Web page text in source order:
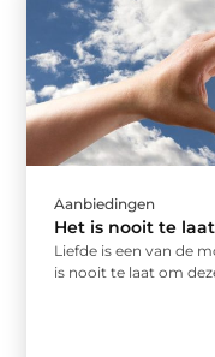
Aanbiedingen
Het is nooit te
Liefde is een van de
is nooit te laat om